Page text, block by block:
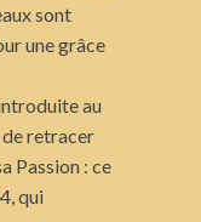
sont
une grâce
au
retracer
Passion : ce
qui